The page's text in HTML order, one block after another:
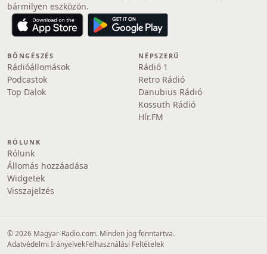
bármilyen eszközön.
BÖNGÉSZÉS
Rádióállomások
Podcastok
Top Dalok
NÉPSZERŰ
Rádió 1
Retro Rádió
Danubius Rádió
Kossuth Rádió
Hír.FM
RÓLUNK
Rólunk
Állomás hozzáadása
Widgetek
Visszajelzés
© 2026 Magyar-Radio.com. Minden jog fenntartva.
Adatvédelmi IrányelvekFelhasználási Feltételek